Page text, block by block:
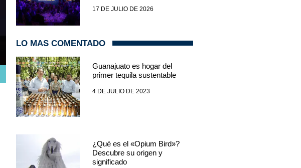
17 DE JULIO DE 2026
LO MAS COMENTADO
Guanajuato es hogar del
primer tequila sustentable
4 DE JULIO DE 2023
¿Qué es el «Opium Bird»?
Descubre su origen y
significado